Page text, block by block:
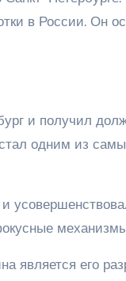
в России. Он
и получил
одним из
его